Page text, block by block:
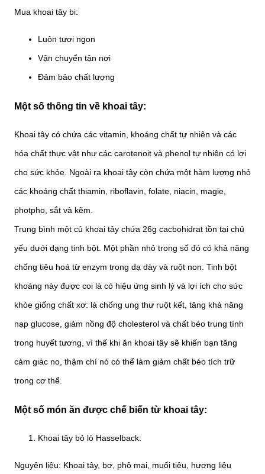
Mua khoai tây bi:
Luôn tươi ngon
Vận chuyển tận nơi
Đảm bảo chất lượng
Một số thông tin về khoai tây:
Khoai tây có chứa các vitamin, khoáng chất tự nhiên và các
hóa chất thực vật như các carotenoit và phenol tự nhiên có lợi
cho sức khỏe. Ngoài ra khoai tây còn chứa một hàm lượng nhỏ
các khoáng chất thiamin, riboflavin, folate, niacin, magie,
photpho, sắt và kẽm.
Trung bình một củ khoai tây chứa 26g cacbohidrat tồn tại chủ
yếu dưới dạng tinh bột. Một phần nhỏ trong số đó có khả năng
chống tiêu hoá từ enzym trong dạ dày và ruột non. Tinh bột
khoáng này được coi là có hiệu ứng sinh lý và lợi ích cho sức
khỏe giống chất xơ: là chống ung thư ruột kết, tăng khả năng
nạp glucose, giảm nồng độ cholesterol và chất béo trung tính
trong huyết tương, vì thế khi ăn khoai tây sẽ khiến bạn tăng
cảm giác no, thậm chí nó có thể làm giảm chất béo tích trữ
trong cơ thể.
Một số món ăn được chế biến từ khoai tây:
Khoai tây bỏ lò Hasselback:
Nguyên liệu: Khoai tây, bơ, phô mai, muối tiêu, hương liệu